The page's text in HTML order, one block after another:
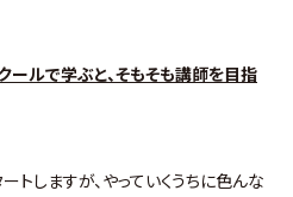
ルで学ぶと、そもそも講師を目指
しますが、やっていくうちに色んな